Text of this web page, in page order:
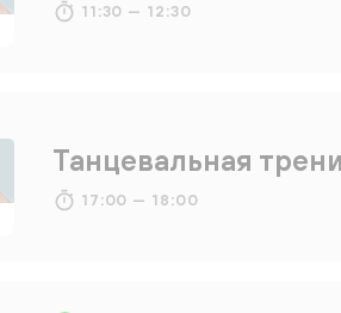
11:30 — 12:30
Танцевальная
17:00 — 18:00